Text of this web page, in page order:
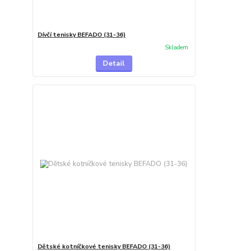
Dívčí tenisky BEFADO (31-36)
Skladem
Detail
Dětské kotníčkové tenisky BEFADO (31-36)